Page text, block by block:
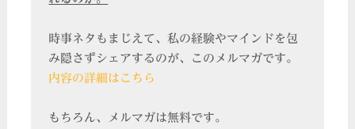
時事ネタもまじえて、私の経験やマインドを包
み隠さずシェアするのが、このメルマガです。
内容の詳細はこちら
もちろん、メルマガは無料です。